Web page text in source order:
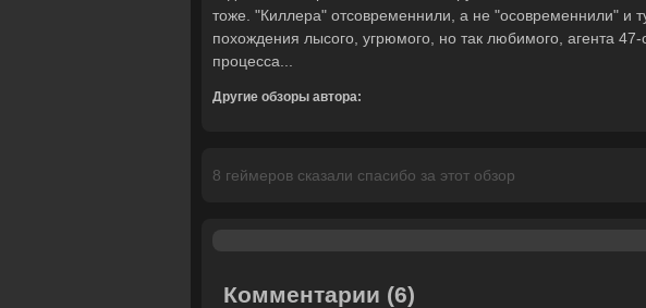
тоже. "Киллера" отсовременнили, а не "осовременнили" и
похождения лысого, угрюмого, но так любимого, агента
процесса...
Другие обзоры автора:
8 геймеров сказали спасибо за этот обзор
Комментарии (6)